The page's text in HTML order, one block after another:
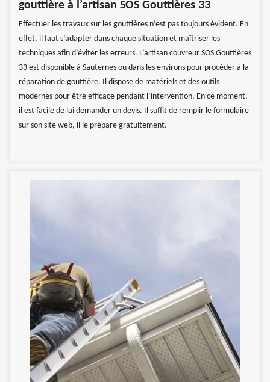
gouttière à l’artisan SOS Gouttières 33
Effectuer les travaux sur les gouttières n’est pas toujours évident. En
effet, il faut s’adapter dans chaque situation et maîtriser les
techniques afin d’éviter les erreurs. L’artisan couvreur SOS Gouttières
33 est disponible à Sauternes ou dans les environs pour procéder à la
réparation de gouttière. Il dispose de matériels et des outils
modernes pour être efficace pendant l’intervention. En ce moment,
il est facile de lui demander un devis. Il suffit de remplir le formulaire
sur son site web, il le prépare gratuitement.